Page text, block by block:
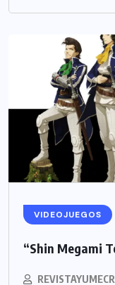
VIDEOJUEGOS
“Shin Megami
REVISTAYUMECR